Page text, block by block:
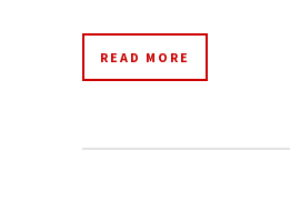
READ MORE